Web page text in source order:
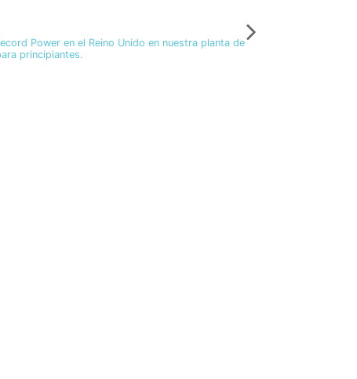
Power en el Reino Unido en nuestra planta de
principiantes.